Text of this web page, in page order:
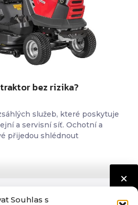
Souhlas s
bez rizika?
služeb, které poskytuje
a servisní síť. Ochotní a
přijedou shlédnout